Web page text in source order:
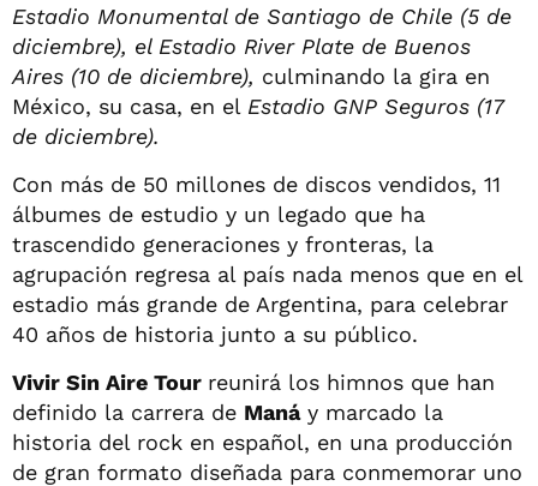
Estadio Monumental de Santiago de Chile (5 de
diciembre), el Estadio River Plate de Buenos
Aires (10 de diciembre), culminando la gira en
México, su casa, en el Estadio GNP Seguros (17
de diciembre).
Con más de 50 millones de discos vendidos, 11
álbumes de estudio y un legado que ha
trascendido generaciones y fronteras, la
agrupación regresa al país nada menos que en el
estadio más grande de Argentina, para celebrar
40 años de historia junto a su público.
Vivir Sin Aire Tour reunirá los himnos que han
definido la carrera de Manáy marcado la
historia del rock en español, en una producción
de gran formato diseñada para conmemorar uno